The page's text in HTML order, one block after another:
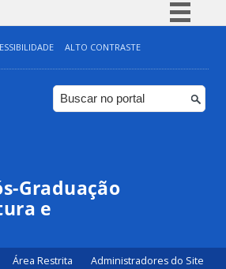
Simplifique!
Comunica BR
Participe
ALTO CONTRASTE
Graduação
e
Área Restrita Administradores do Site